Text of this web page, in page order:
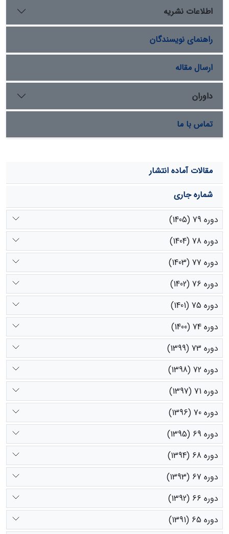
بالاترین درصد ADF مربوط به ساقه
و در
بالاترین مقدار انرژی متابولیسمی (18/6MJ/KgDM
) مربوط به
برگA. sieberiو در مرحله رویشی است. همچنین اواخر دوره
رویشی را مناسب‌ترین زمان برای چرای دام می­توان در نظر
گرفت.
اطلاعات نشریه
راهنمای نویسندگان
ارسال مقاله
داوران
تماس با ما
مقالات آماده انتشار
شماره جاری
دوره 79 (1405)
دوره 78 (1404)
دوره 77 (1403)
دوره 76 (1402)
دوره 75 (1401)
دوره 74 (1400)
دوره 73 (1399)
دوره 72 (1398)
دوره 71 (1397)
دوره 70 (1396)
دوره 69 (1395)
دوره 68 (1394)
دوره 67 (1393)
دوره 66 (1392)
دوره 65 (1391)